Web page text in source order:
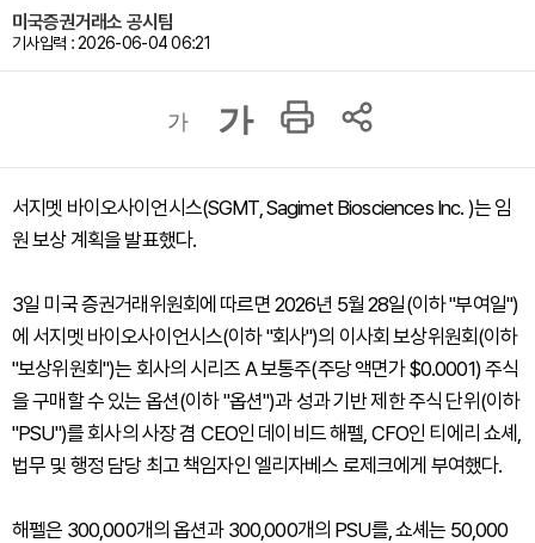
미국증권거래소 공시팀
기사입력 : 2026-06-04 06:21
가 가
서지멧 바이오사이언시스(SGMT, Sagimet Biosciences Inc. )는 임
원 보상 계획을 발표했다.
3일 미국 증권거래위원회에 따르면 2026년 5월 28일(이하 "부여일")
에 서지멧 바이오사이언시스(이하 "회사")의 이사회 보상위원회(이하
"보상위원회")는 회사의 시리즈 A 보통주(주당 액면가 $0.0001) 주식
을 구매할 수 있는 옵션(이하 "옵션")과 성과 기반 제한 주식 단위(이하
"PSU")를 회사의 사장 겸 CEO인 데이비드 해펠, CFO인 티에리 쇼셰,
법무 및 행정 담당 최고 책임자인 엘리자베스 로제크에게 부여했다.
해펠은 300,000개의 옵션과 300,000개의 PSU를, 쇼셰는 50,000